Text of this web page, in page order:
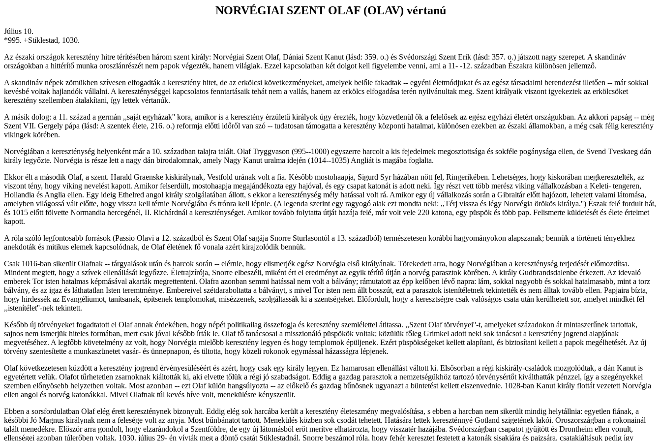
NORVÉGIAI SZENT OLAF (OLAV) vértanú
Július 10.
*995. +Stiklestad, 1030.
Az északi országok keresztény hitre térítésében három szent király: Norvégiai Szent Olaf, Dániai Szent Kanut (lásd: 359. o.) és Svédországi Szent Erik (lásd: 357. o.) játszott nagy szerepet. A skandináv
országokban a hittérítő munka oroszlánrészét nem papok végezték, hanem világiak. Ezzel kapcsolatban két dolgot kell figyelembe venni, ami a 11- -12. században Északra különösen jellemző.
A skandináv népek zömükben szívesen elfogadták a keresztény hitet, de az erkölcsi következményeket, amelyek belőle fakadtak -- egyéni életmódjukat és az egész társadalmi berendezést illetően -- már sokkal
kevésbé voltak hajlandók vállalni. A kereszténységgel kapcsolatos fenntartásaik tehát nem a vallás, hanem az erkölcs elfogadása terén nyilvánultak meg. Szent királyaik viszont igyekeztek az erkölcsöket
keresztény szellemben átalakítani, így lettek vértanúk.
A másik dolog: a 11. század a germán ,,saját egyházak'' kora, amikor is a keresztény érzületű királyok úgy érezték, hogy közvetlenül ők a felelősek az egész egyházi életért országukban. Az akkori papság -- még
Szent VII. Gergely pápa (lásd: A szentek élete, 216. o.) reformja előtti időről van szó -- tudatosan támogatta a keresztény központi hatalmat, különösen ezekben az északi államokban, a még csak félig keresztény
vikingek körében.
Norvégiában a kereszténység helyenként már a 10. században talajra talált. Olaf Tryggvason (995--1000) egyszerre harcolt a kis fejedelmek megosztottsága és sokféle pogánysága ellen, de Svend Tveskaeg dán
király legyőzte. Norvégia is része lett a nagy dán birodalomnak, amely Nagy Kanut uralma idején (1014--1035) Angliát is magába foglalta.
Ekkor élt a második Olaf, a szent. Harald Graenske kiskirálynak, Vestfold urának volt a fia. Később mostohaapja, Sigurd Syr házában nőtt fel, Ringerikében. Lehetséges, hogy kiskorában megkeresztelték, az
viszont tény, hogy viking nevelést kapott. Amikor felserdült, mostohaapja megajándékozta egy hajóval, és egy csapat katonát is adott neki. Így részt vett több merész viking vállalkozásban a Keleti- tengeren,
Hollandia és Anglia ellen. Egy ideig Ethelred angol király szolgálatában állott, s ekkor a kereszténység mély hatással volt rá. Amikor egy új vállalkozás során a Gibraltár előtt hajózott, lehetett valami látomása,
amelyben világossá vált előtte, hogy vissza kell térnie Norvégiába és trónra kell lépnie. (A legenda szerint egy ragyogó alak ezt mondta neki: ,,Térj vissza és légy Norvégia örökös királya.'') Észak felé fordult hát,
és 1015 előtt fölvette Normandia hercegénél, II. Richárdnál a kereszténységet. Amikor tovább folytatta útját hazája felé, már volt vele 220 katona, egy püspök és több pap. Felismerte küldetését és élete értelmet
kapott.
A róla szóló legfontosabb források (Passio Olavi a 12. századból és Szent Olaf sagája Snorre Sturlasontól a 13. századból) természetesen korábbi hagyományokon alapszanak; bennük a történeti tényekhez
anekdoták és mitikus elemek kapcsolódnak, de Olaf életének fő vonala azért kirajzolódik bennük.
Csak 1016-ban sikerült Olafnak -- tárgyalások után és harcok során -- elérnie, hogy elismerjék egész Norvégia első királyának. Törekedett arra, hogy Norvégiában a kereszténység terjedését előmozdítsa.
Mindent megtett, hogy a szívek ellenállását legyőzze. Életrajzírója, Snorre elbeszéli, miként ért el eredményt az egyik térítő útján a norvég parasztok körében. A király Gudbrandsdalenbe érkezett. Az idevaló
emberek Tor isten hatalmas képmásával akarták megrettenteni. Olafra azonban semmi hatással nem volt a bálvány; rámutatott az épp kelőben lévő napra: lám, sokkal nagyobb és sokkal hatalmasabb, mint a torz
bálvány, és az igaz és láthatatlan Isten teremtménye. Embereivel szétdaraboltatta a bálványt, s mivel Tor isten nem állt bosszút, ezt a parasztok istenítéletnek tekintették és nem álltak tovább ellen. Papjaira bízta,
hogy hirdessék az Evangéliumot, tanítsanak, építsenek templomokat, misézzenek, szolgáltassák ki a szentségeket. Előfordult, hogy a keresztségre csak valóságos csata után kerülhetett sor, amelyet mindkét fél
,,istenítélet''-nek tekintett.
Később új törvényeket fogadtatott el Olaf annak érdekében, hogy népét politikailag összefogja és keresztény szemlélettel átitassa. ,,Szent Olaf törvényei''-t, amelyeket századokon át mintaszerűnek tartottak,
sajnos nem ismerjük hiteles formában, mert csak jóval később írták le. Olaf fő tanácsosai a misszionáló püspökök voltak; közülük főleg Grimkel adott neki sok tanácsot a keresztény jogrend alapjának
megvetéséhez. A legfőbb követelmény az volt, hogy Norvégia mielőbb keresztény legyen és hogy templomok épüljenek. Ezért püspökségeket kellett alapítani, és biztosítani kellett a papok megélhetését. Az új
törvény szentesítette a munkaszünetet vasár- és ünnepnapon, és tiltotta, hogy közeli rokonok egymással házasságra lépjenek.
Olaf következetesen küzdött a keresztény jogrend érvényesüléséért és azért, hogy csak egy király legyen. Ez hamarosan ellenállást váltott ki. Elsősorban a régi kiskirály-családok mozgolódtak, a dán Kanut is
egyetértett velük. Olafot tűrhetetlen zsarnoknak kiáltották ki, aki elvette tőlük a régi jó szabadságot. Eddig a gazdag parasztok a nemzetségükhöz tartozó törvénysértőt kiválthatták pénzzel, így a szegényekkel
szemben előnyösebb helyzetben voltak. Most azonban -- ezt Olaf külön hangsúlyozta -- az előkelő és gazdag bűnösnek ugyanazt a büntetést kellett elszenvednie. 1028-ban Kanut király flottát vezetett Norvégia
ellen angol és norvég katonákkal. Mivel Olafnak túl kevés híve volt, menekülésre kényszerült.
Ebben a sorsfordulatban Olaf elég érett kereszténynek bizonyult. Eddig elég sok harcába került a keresztény életeszmény megvalósítása, s ebben a harcban nem sikerült mindig helytállnia: egyetlen fiának, a
későbbi Jó Magnus királynak nem a felesége volt az anyja. Most bűnbánatot tartott. Menekülés közben sok csodát tehetett. Hatására lettek kereszténnyé Gotland szigetének lakói. Oroszországban a rokonainál
talált menedékre. Először arra gondolt, hogy elzarándokol a Szentföldre, de egy új látomásból erőt merítve elhatározta, hogy visszatér hazájába. Svédországban csapatot gyűjtött és Drontheim ellen vonult,
ellenségei azonban túlerőben voltak. 1030. július 29- én vívták meg a döntő csatát Stiklestadnál. Snorre beszámol róla, hogy fehér keresztet festetett a katonák sisakjára és pajzsára, csatakiáltásuk pedig így